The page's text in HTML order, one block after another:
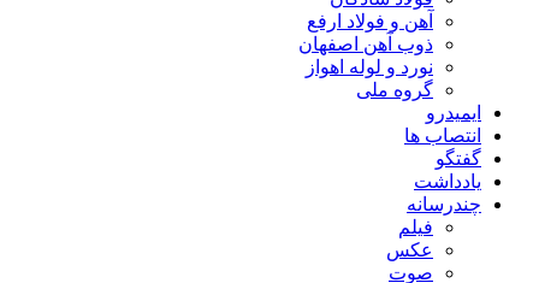
آهن و فولاد ارفع
ذوب آهن اصفهان
نورد و لوله اهواز
گروه ملی
ایمیدرو
انتصاب ها
گفتگو
یادداشت
چندرسانه
فیلم
عکس
صوت